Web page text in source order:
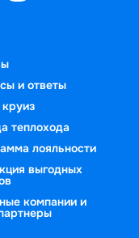
и ответы
теплохода
лояльности
выгодных
компании и